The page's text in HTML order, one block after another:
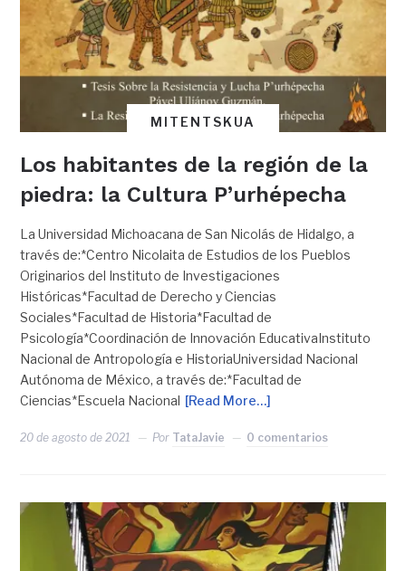
MITENTSKUA
Los habitantes de la región de la
piedra: la Cultura P’urhépecha
La Universidad Michoacana de San Nicolás de Hidalgo, a
través de:*Centro Nicolaita de Estudios de los Pueblos
Originarios del Instituto de Investigaciones
Históricas*Facultad de Derecho y Ciencias
Sociales*Facultad de Historia*Facultad de
Psicología*Coordinación de Innovación EducativaInstituto
Nacional de Antropología e HistoriaUniversidad Nacional
Autónoma de México, a través de:*Facultad de
Ciencias*Escuela Nacional [Read More…]
20 de agosto de 2021 Por TataJavie 0 comentarios